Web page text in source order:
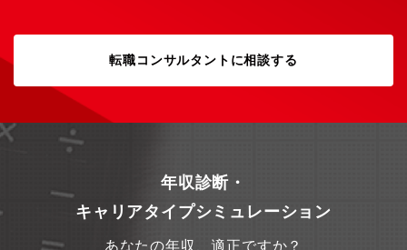
転職コンサルタントに相談する
年収診断・
キャリアタイプシミュレーション
あなたの年収、適正ですか？